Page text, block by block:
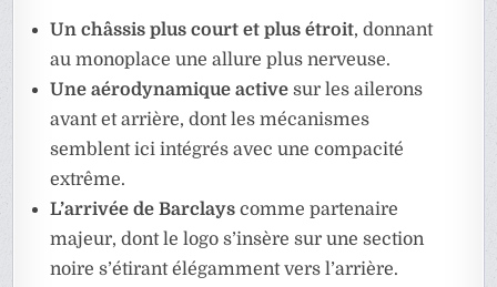
Un châssis plus court et plus étroit, donnant
au monoplace une allure plus nerveuse.
Une aérodynamique active sur les ailerons
avant et arrière, dont les mécanismes
semblent ici intégrés avec une compacité
extrême.
L’arrivée de Barclays comme partenaire
majeur, dont le logo s’insère sur une section
noire s’étirant élégamment vers l’arrière.